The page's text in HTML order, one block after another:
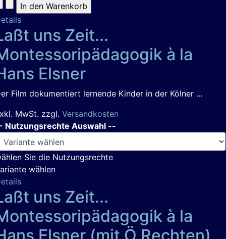
uns Zeit...
à la
Elsner
Film dokumentiert lernende Kinder in der Kölner ...
MwSt. zzgl. Versandkosten
Nutzungsrechte Auswahl --
Sie die Nutzungsrechte
wählen
uns Zeit...
à la